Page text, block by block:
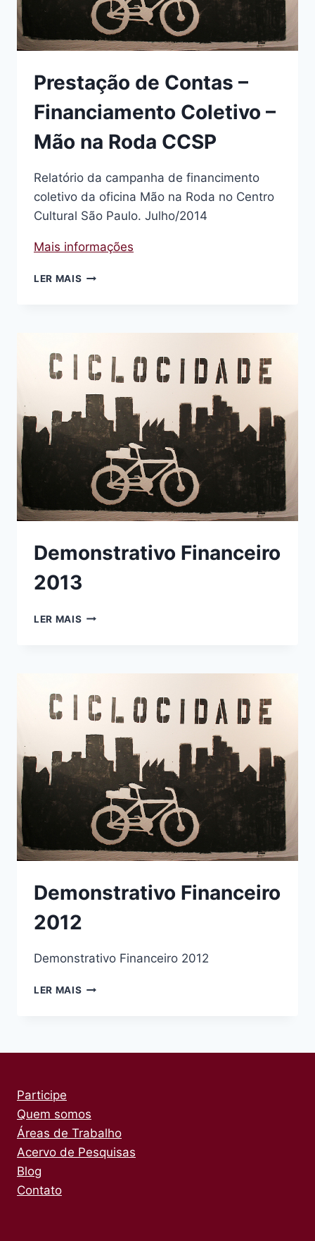
Prestação de Contas –
Financiamento Coletivo –
Mão na Roda CCSP
Relatório da campanha de financimento
coletivo da oficina Mão na Roda no Centro
Cultural São Paulo. Julho/2014
Mais informações
LER MAIS PRESTAÇÃO
FINANCIAMENTO
MÃO
NA
RODA
CCSP
Demonstrativo Financeiro
2013
LER MAIS DEMONSTRATIVO
Demonstrativo Financeiro
2012
Demonstrativo Financeiro 2012
LER MAIS DEMONSTRATIVO
Participe
Quem somos
Áreas de Trabalho
Acervo de Pesquisas
Blog
Contato